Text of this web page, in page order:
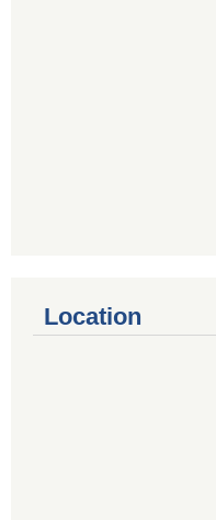
Location